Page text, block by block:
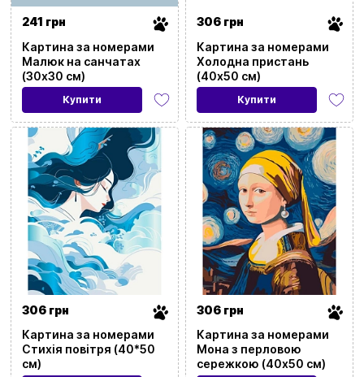
241 грн
Картина за номерами
Малюк на санчатах
(30x30 см)
Купити
306 грн
Картина за номерами
Холодна пристань
(40x50 см)
Купити
306 грн
Картина за номерами
Стихія повітря (40*50
см)
306 грн
Картина за номерами
Мона з перловою
сережкою (40x50 см)